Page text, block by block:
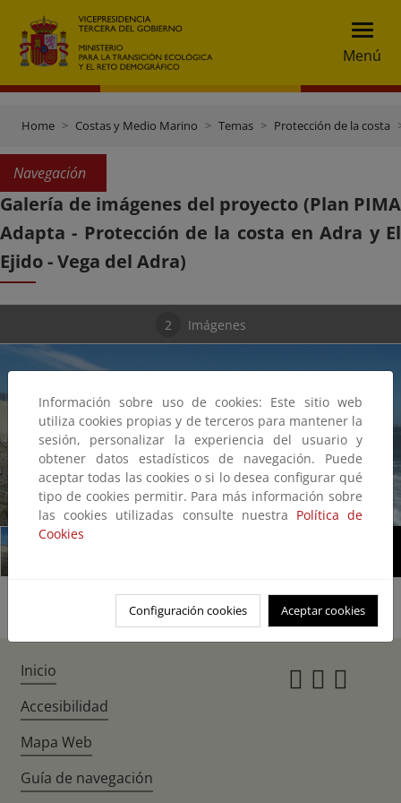
Menú
Home Costas y Medio Marino Temas Protección de la costa
Navegación
Galería de imágenes del proyecto (Plan PIMA
Adapta - Protección de la costa en Adra y El
Ejido - Vega del Adra)
2 Imágenes
1/2
Información sobre uso de cookies: Este sitio web
utiliza cookies propias y de terceros para mantener la
sesión, personalizar la experiencia del usuario y
obtener datos estadísticos de navegación. Puede
aceptar todas las cookies o si lo desea configurar qué
tipo de cookies permitir. Para más información sobre
las cookies utilizadas consulte nuestra Política de
Cookies
Configuración cookies Aceptar cookies
Inicio
Accesibilidad
Mapa Web
Guía de navegación